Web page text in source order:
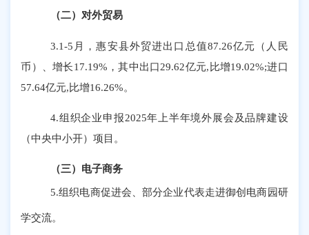
（二）对外贸易
3.1-5月，惠安县外贸进出口总值87.26亿元（人民
币）、增长17.19% ，其中出口29.62亿元, 比增19.02%;进口
57.64亿元,比增16.26%。
4.组织企业申报2025年上半年境外展会及品牌建设
（中央中小开）项目 。
（三） 电子商务
5.组织电商促进会、部分企业代表走进御创电商园研
学交流。